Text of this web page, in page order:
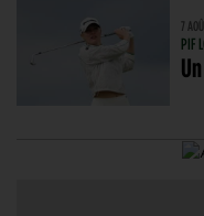
7
PIF